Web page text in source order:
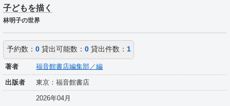
子どもを描く
林明子の世界
予約数： 0貸出可能数： 0貸出件数： 1
著者 福音館書店編集部／編
出版者 東京：福音館書店
2026年04月